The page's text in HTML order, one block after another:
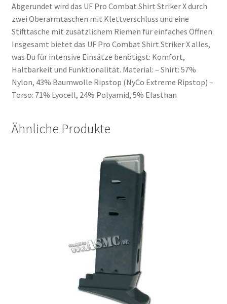
Abgerundet wird das UF Pro Combat Shirt Striker X durch
zwei Oberarmtaschen mit Klettverschluss und eine
Stifttasche mit zusätzlichem Riemen für einfaches Öffnen.
Insgesamt bietet das UF Pro Combat Shirt Striker X alles,
was Du für intensive Einsätze benötigst: Komfort,
Haltbarkeit und Funktionalität. Material: – Shirt: 57%
Nylon, 43% Baumwolle Ripstop (NyCo Extreme Ripstop) –
Torso: 71% Lyocell, 24% Polyamid, 5% Elasthan
Ähnliche Produkte